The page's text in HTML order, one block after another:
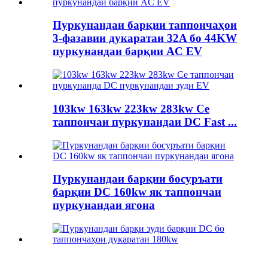
Пуркунандаи барқии таппончаҳои
3-фазавии дукаратаи 32A бо 44KW
пуркунандаи барқии AC EV
103kw 163kw 223kw 283kw Се
таппончаи пуркунандаи DC Fast ...
Пуркунандаи барқии босуръати
барқии DC 160kw як таппончаи
пуркунандаи ягона